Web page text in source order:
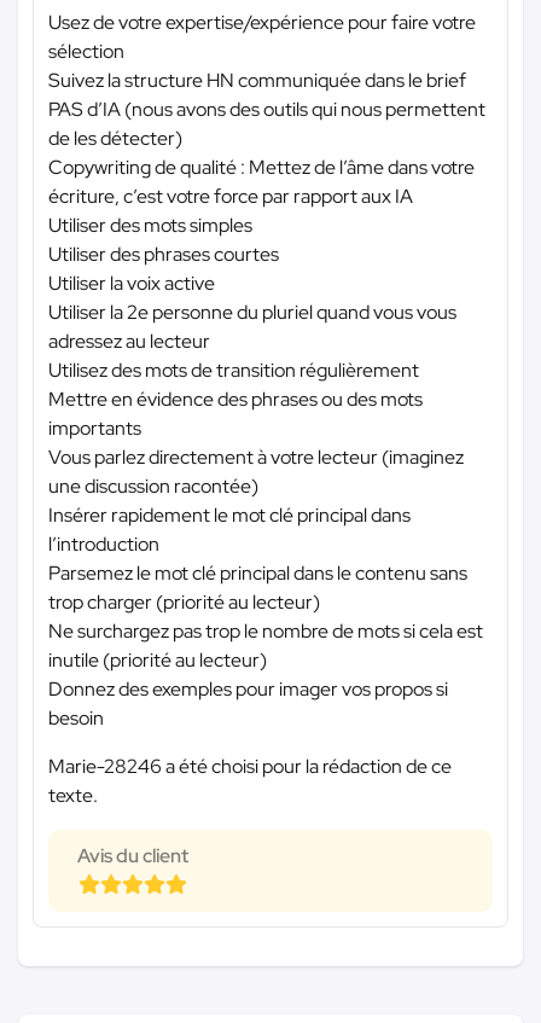
Usez de votre expertise/expérience pour faire votre
sélection
Suivez la structure HN communiquée dans le brief
PAS d’IA (nous avons des outils qui nous permettent
de les détecter)
Copywriting de qualité : Mettez de l’âme dans votre
écriture, c’est votre force par rapport aux IA
Utiliser des mots simples
Utiliser des phrases courtes
Utiliser la voix active
Utiliser la 2e personne du pluriel quand vous vous
adressez au lecteur
Utilisez des mots de transition régulièrement
Mettre en évidence des phrases ou des mots
importants
Vous parlez directement à votre lecteur (imaginez
une discussion racontée)
Insérer rapidement le mot clé principal dans
l’introduction
Parsemez le mot clé principal dans le contenu sans
trop charger (priorité au lecteur)
Ne surchargez pas trop le nombre de mots si cela est
inutile (priorité au lecteur)
Donnez des exemples pour imager vos propos si
besoin
Marie-28246 a été choisi pour la rédaction de ce
texte.
Avis du client